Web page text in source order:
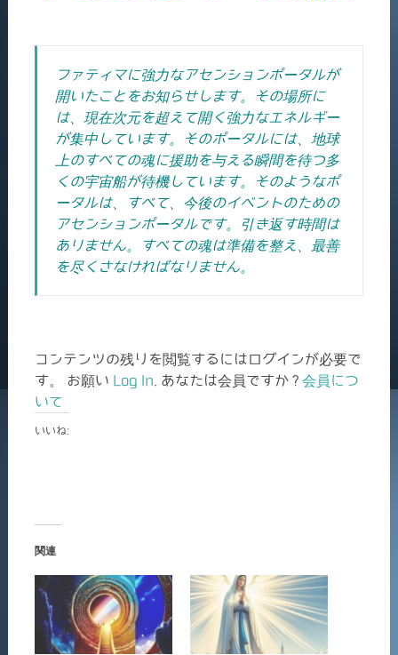
ファティマに強力なアセンションポータルが
開いたことをお知らせします。その場所に
は、現在次元を超えて開く強力なエネルギー
が集中しています。
そのポータルには、地球
上のすべての魂に援助を与える瞬間を待つ多
くの宇宙船が待機しています。そのようなポ
ータルは、すべて、今後のイベントのための
アセンションポータルです。引き返す時間は
ありません。すべての魂は準備を整え、最善
を尽くさなければなりません。
コンテンツの残りを閲覧するにはログインが必要で
す。 お願い Log In . あなたは会員ですか ? 会員につ
いて
いいね:
関連